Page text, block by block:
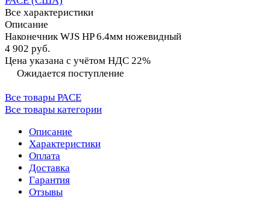
Все характеристики
Описание
Наконечник WJS HP 6.4мм ножевидный
4 902 руб.
Цена указана с учётом НДС 22%
Ожидается поступление
Все товары PACE
Все товары категории
Описание
Характеристики
Оплата
Доставка
Гарантия
Отзывы